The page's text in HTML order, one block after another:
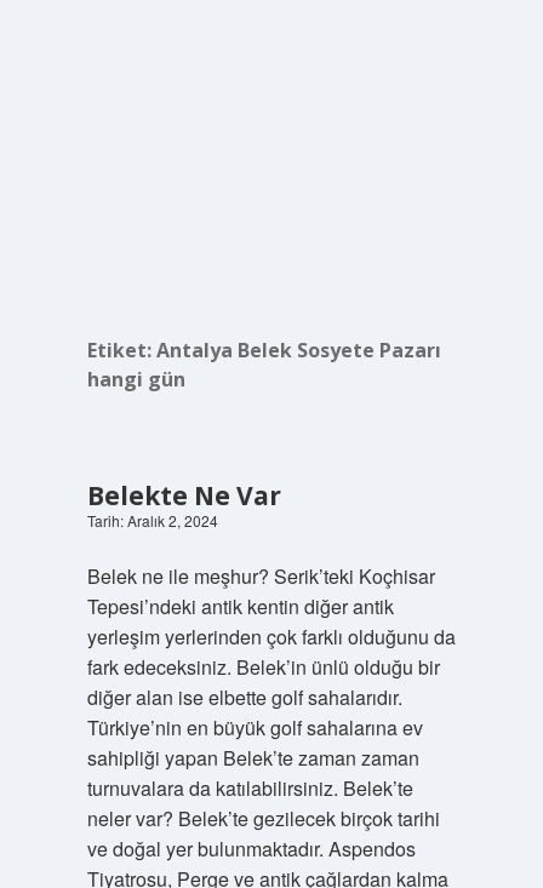
Etiket:Antalya Belek Sosyete Pazarı
hangi gün
Belekte Ne Var
Tarih: Aralık 2, 2024
Belek ne ile meşhur? Serik’teki Koçhisar
Tepesi’ndeki antik kentin diğer antik
yerleşim yerlerinden çok farklı olduğunu da
fark edeceksiniz. Belek’in ünlü olduğu bir
diğer alan ise elbette golf sahalarıdır.
Türkiye’nin en büyük golf sahalarına ev
sahipliği yapan Belek’te zaman zaman
turnuvalara da katılabilirsiniz. Belek’te
neler var? Belek’te gezilecek birçok tarihi
ve doğal yer bulunmaktadır. Aspendos
Tiyatrosu, Perge ve antik çağlardan kalma